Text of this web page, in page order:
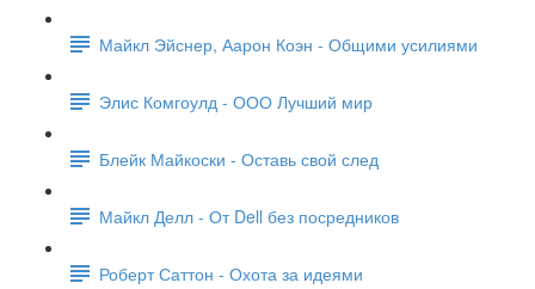
Майкл Эйснер, Аарон Коэн - Общими усилиями
Элис Комгоулд - ООО Лучший мир
Блейк Майкоски - Оставь свой след
Майкл Делл - От Dell без посредников
Роберт Саттон - Охота за идеями